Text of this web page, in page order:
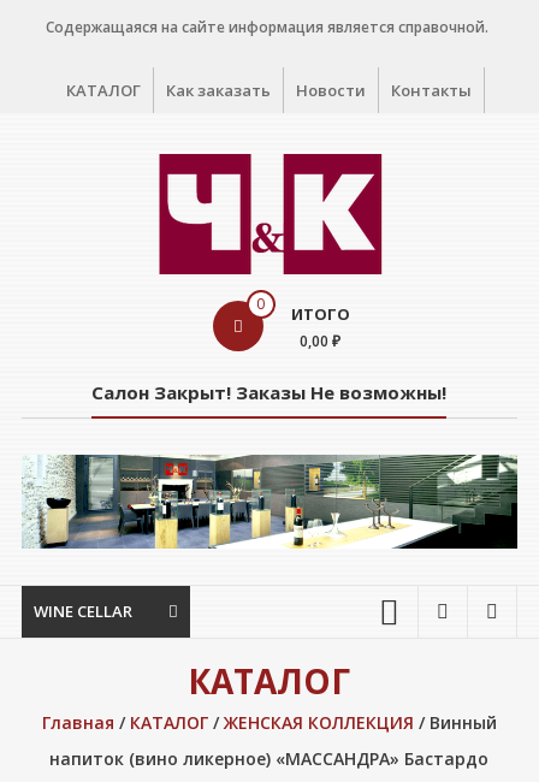
Содержащаяся на сайте информация является справочной.
КАТАЛОГ Как заказать Новости Контакты
дегустации
0 ИТОГО
0,00 ₽
Салон Закрыт! Заказы Не возможны!
WINE CELLAR
КАТАЛОГ
Главная / КАТАЛОГ/ЖЕНСКАЯ КОЛЛЕКЦИЯ / Винный
напиток (вино ликерное) «МАССАНДРА» Бастардо